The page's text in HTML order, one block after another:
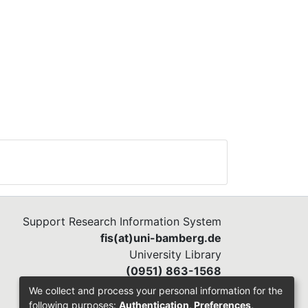
-
on
in
Support Research Information System
fis(at)uni-bamberg.de
University Library
(0951) 863-1568
We collect and process your personal information for the
following purposes: Authentication, Preferences,